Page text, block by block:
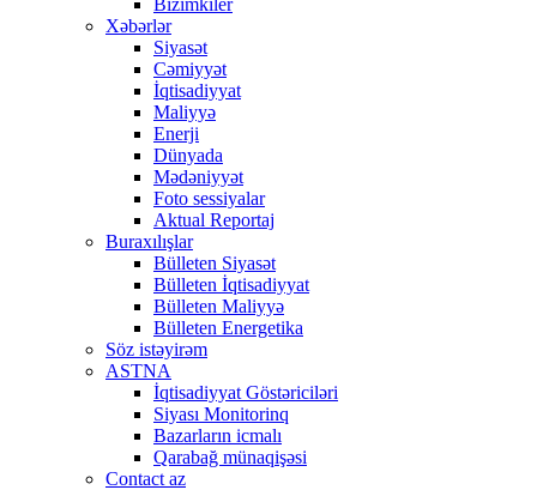
Bizimkiler
Xəbərlər
Siyasət
Cəmiyyət
İqtisadiyyat
Maliyyə
Enerji
Dünyada
Mədəniyyət
Foto sessiyalar
Aktual Reportaj
Buraxılışlar
Bülleten Siyasət
Bülleten İqtisadiyyat
Bülleten Maliyyə
Bülleten Energetika
Söz istəyirəm
ASTNA
İqtisadiyyat Göstəriciləri
Siyası Monitorinq
Bazarların icmalı
Qarabağ münaqişəsi
Contact az